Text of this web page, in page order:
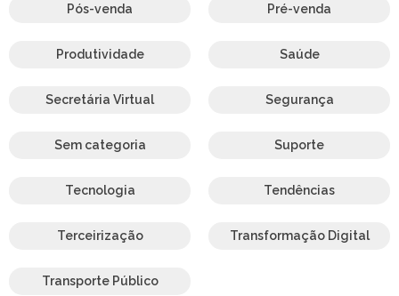
Pós-venda Pré-venda
Produtividade Saúde
Secretária Virtual Segurança
Sem categoria Suporte
Tecnologia Tendências
Terceirização Transformação Digital
Transporte Público